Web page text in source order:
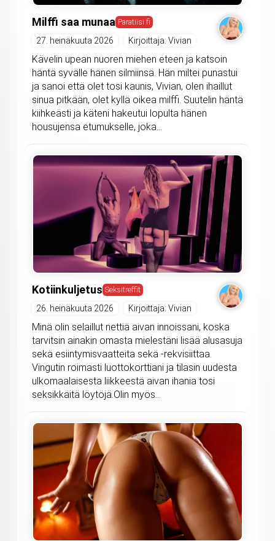
Milffi saa munaa Paratiisi fi
27. heinäkuuta 2026 Kirjoittaja: Vivian
Kävelin upean nuoren miehen eteen ja katsoin
häntä syvälle hänen silmiinsä. Hän miltei punastui
ja sanoi että olet tosi kaunis, Vivian, olen ihaillut
sinua pitkään, olet kyllä oikea milffi. Suutelin häntä
kiihkeästi ja käteni hakeutui lopulta hänen
housujensa etumukselle, joka...
Kotiinkuljetus Seksitreffit
26. heinäkuuta 2026 Kirjoittaja: Vivian
Minä olin selaillut nettiä aivan innoissani, koska
tarvitsin ainakin omasta mielestäni lisää alusasuja
sekä esiintymisvaatteita sekä -rekvisiittaa.
Vingutin roimasti luottokorttiani ja tilasin uudesta
ulkomaalaisesta liikkeestä aivan ihania tosi
seksikkäitä löytöjä.Olin myös...